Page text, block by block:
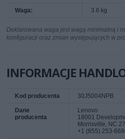
Waga: 3.6 kg
Deklarowana waga jest wagą minimalną i
konfiguracji oraz zmian występujących w
INFORMACJE
Kod producenta 30J5004NPB
Dane
producenta
Lenovo
18001
Morrisville, NC
+1 (855) 253-